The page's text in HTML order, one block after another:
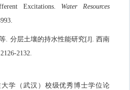
Excitations. Water Resources
. 分层土壤的持水性能研究[J]. 西南
2132.
大学（武汉）校级优秀博士学位论